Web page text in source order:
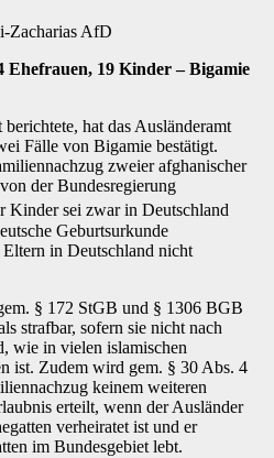
Zacharias AfD
Ehefrauen, 19 Kinder–Bigamie
hat das Ausländeramt
Fälle von Bigamie bestätigt.
zweier afghanischer
der Bundesregierung
Kinder sei zwar in Deutschland
Geburtsurkunde
in Deutschland nicht
§ 172 StGB und § 1306 BGB
strafbar, sofern sie nicht nach
wie in vielen islamischen
ist. Zudem wird gem. § 30 Abs. 4
keinem weiteren
erteilt, wenn der Ausländer
verheiratet ist und er
im Bundesgebiet lebt.